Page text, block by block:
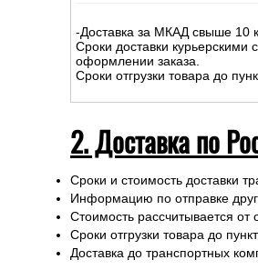
-Доставка за МКАД свыше 10
Сроки доставки курьерскими
оформлении заказа.
Сроки отгрузки товара до
2. Доставка по
Сроки и стоимость доставки
Информацию по отправке
Стоимость рассчитывается от
Сроки отгрузки товара до
Доставка до транспортных